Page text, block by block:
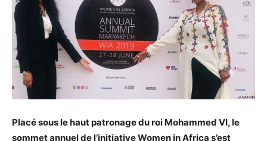
Placé sous le haut patronage du roi Mohammed VI, le
sommet annuel de l’initiative Women in Africa s’est